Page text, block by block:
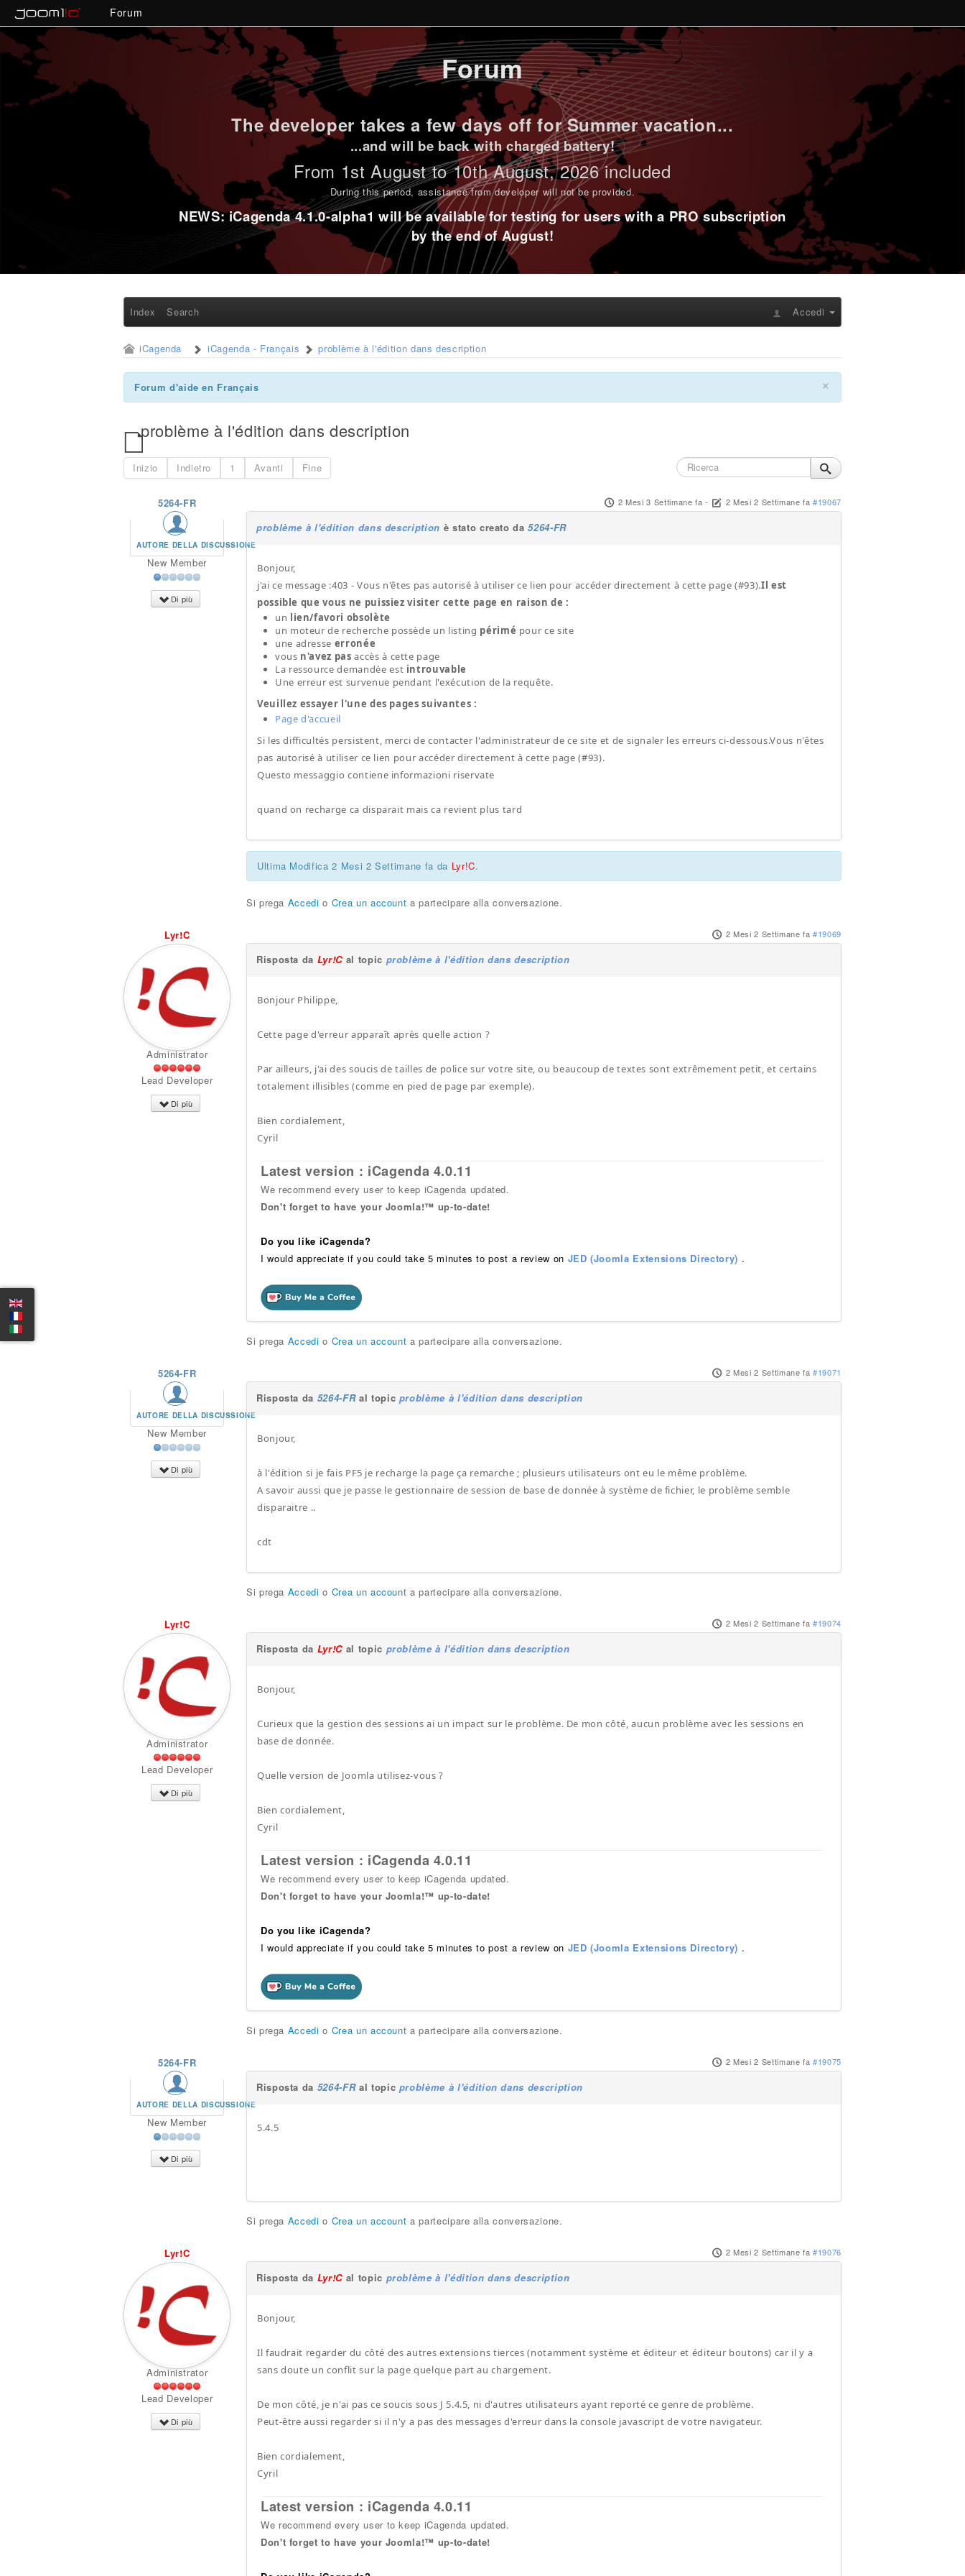
Forum
Forum
The developer takes a few days off for Summer vacation...
...and will be back with charged battery!
From 1st August to 10th August, 2026 included
During this period, assistance from developer will not be provided.
NEWS: iCagenda 4.1.0-alpha1 will be available for testing for users with a PRO subscription
by the end of August!
Index Search Accedi
iCagenda iCagenda - Français problème à l'édition dans description
×
Forum d'aide en Français
problème à l'édition dans description
Inizio Indietro 1 Avanti Fine
5264-FR
AUTORE DELLA DISCUSSIONE
New Member
Di più
2 Mesi 3 Settimane fa - 2 Mesi 2 Settimane fa #19067
problème à l'édition dans description è stato creato da5264-FR
Bonjour,
j'ai ce message :403 - Vous n'êtes pas autorisé à utiliser ce lien pour accéder directement à cette page (#93).Il est
possible que vous ne puissiez visiter cette page en raison de :
un lien/favori obsolète
un moteur de recherche possède un listing périmé pour ce site
une adresse erronée
vous n'avez pas accès à cette page
La ressource demandée est introuvable
Une erreur est survenue pendant l'exécution de la requête.
Veuillez essayer l'une des pages suivantes :
Page d'accueil
Si les difficultés persistent, merci de contacter l'administrateur de ce site et de signaler les erreurs ci-dessous.Vous n'êtes
pas autorisé à utiliser ce lien pour accéder directement à cette page (#93).
Questo messaggio contiene informazioni riservate
quand on recharge ca disparait mais ca revient plus tard
Ultima Modifica 2 Mesi 2 Settimane fa da Lyr!C.
Si prega Accedi o Crea un account a partecipare alla conversazione.
Lyr!C
Administrator
Lead Developer
Di più
2 Mesi 2 Settimane fa #19069
Risposta da Lyr!C al topic problème à l'édition dans description
Bonjour Philippe,
Cette page d'erreur apparaît après quelle action ?
Par ailleurs, j'ai des soucis de tailles de police sur votre site, ou beaucoup de textes sont extrêmement petit, et certains
totalement illisibles (comme en pied de page par exemple).
Bien cordialement,
Cyril
Latest version : iCagenda 4.0.11
We recommend every user to keep iCagenda updated.
Don't forget to have your Joomla!™ up-to-date!
Do you like iCagenda?
I would appreciate if you could take 5 minutes to post a review on JED (Joomla Extensions Directory) .
Si prega Accedi o Crea un account a partecipare alla conversazione.
5264-FR
AUTORE DELLA DISCUSSIONE
New Member
Di più
2 Mesi 2 Settimane fa #19071
Risposta da 5264-FRal topic problème à l'édition dans description
Bonjour,
à l'édition si je fais PF5 je recharge la page ça remarche ; plusieurs utilisateurs ont eu le même problème.
A savoir aussi que je passe le gestionnaire de session de base de donnée à système de fichier, le problème semble
disparaitre ..
cdt
Si prega Accedi o Crea un account a partecipare alla conversazione.
Lyr!C
Administrator
Lead Developer
Di più
2 Mesi 2 Settimane fa #19074
Risposta da Lyr!C al topic problème à l'édition dans description
Bonjour,
Curieux que la gestion des sessions ai un impact sur le problème. De mon côté, aucun problème avec les sessions en
base de donnée.
Quelle version de Joomla utilisez-vous ?
Bien cordialement,
Cyril
Latest version : iCagenda 4.0.11
We recommend every user to keep iCagenda updated.
Don't forget to have your Joomla!™ up-to-date!
Do you like iCagenda?
I would appreciate if you could take 5 minutes to post a review on JED (Joomla Extensions Directory) .
Si prega Accedi o Crea un account a partecipare alla conversazione.
5264-FR
AUTORE DELLA DISCUSSIONE
New Member
Di più
2 Mesi 2 Settimane fa #19075
Risposta da 5264-FRal topic problème à l'édition dans description
5.4.5
Si prega Accedi o Crea un account a partecipare alla conversazione.
Lyr!C
Administrator
Lead Developer
Di più
2 Mesi 2 Settimane fa #19076
Risposta da Lyr!C al topic problème à l'édition dans description
Bonjour,
Il faudrait regarder du côté des autres extensions tierces (notamment système et éditeur et éditeur boutons) car il y a
sans doute un conflit sur la page quelque part au chargement.
De mon côté, je n'ai pas ce soucis sous J 5.4.5, ni d'autres utilisateurs ayant reporté ce genre de problème.
Peut-être aussi regarder si il n'y a pas des messages d'erreur dans la console javascript de votre navigateur.
Bien cordialement,
Cyril
Latest version : iCagenda 4.0.11
We recommend every user to keep iCagenda updated.
Don't forget to have your Joomla!™ up-to-date!